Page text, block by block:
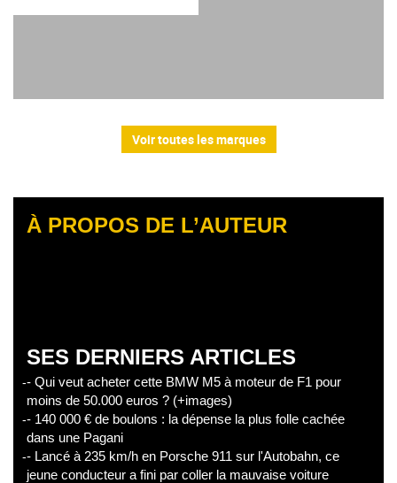
Voir toutes les marques
À PROPOS DE L’AUTEUR
SES DERNIERS ARTICLES
- Qui veut acheter cette BMW M5 à moteur de F1 pour
moins de 50.000 euros ? (+images)
- 140 000 € de boulons : la dépense la plus folle cachée
dans une Pagani
- Lancé à 235 km/h en Porsche 911 sur l'Autobahn, ce
jeune conducteur a fini par coller la mauvaise voiture